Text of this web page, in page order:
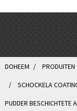
DOHEEM PRODUITEN
SCHOCKELA
PUDDER BESCHICHTETE